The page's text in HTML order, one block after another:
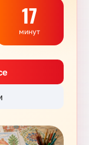
17
минут